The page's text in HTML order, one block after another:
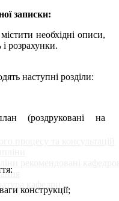
кафедри
записки:
необхідні описи,
розрахунки.
наступні розділи:
(роздруковані на
конструкції;